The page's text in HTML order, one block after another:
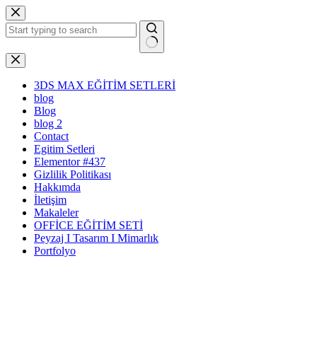
Skip
to
content
No
results
3DS MAX EĞİTİM SETLERİ
blog
Blog
blog 2
Contact
Egitim Setleri
Elementor #437
Gizlilik Politikası
Hakkımda
İletişim
Makaleler
OFFİCE EĞİTİM SETİ
Peyzaj I Tasarım I Mimarlık
Portfolyo